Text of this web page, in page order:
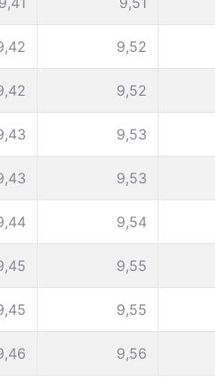
9,52
9,52
9,53
9,53
9,54
9,55
9,55
9,56